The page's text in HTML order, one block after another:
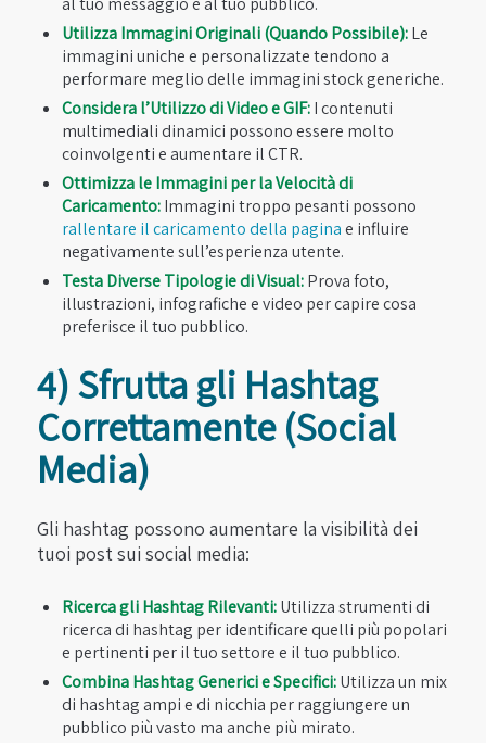
Utilizza Immagini Originali (Quando Possibile):Le
immagini uniche e personalizzate tendono a
performare meglio delle immagini stock generiche.
Considera l’Utilizzo di Video e GIF:I contenuti
multimediali dinamici possono essere molto
coinvolgenti e aumentare il CTR.
Ottimizza le Immagini per la Velocità di
Caricamento:Immagini troppo pesanti possono
rallentare il caricamento della paginae influire
negativamente sull’esperienza utente.
Testa Diverse Tipologie di Visual:Prova foto,
illustrazioni, infografiche e video per capire cosa
preferisce il tuo pubblico.
4) Sfrutta gli Hashtag
Correttamente (Social
Media)
Gli hashtag possono aumentare la visibilità dei
tuoi post sui social media:
Ricerca gli Hashtag Rilevanti:Utilizza strumenti di
ricerca di hashtag per identificare quelli più popolari
e pertinenti per il tuo settore e il tuo pubblico.
Combina Hashtag Generici e Specifici:Utilizza un mix
di hashtag ampi e di nicchia per raggiungere un
pubblico più vasto ma anche più mirato.